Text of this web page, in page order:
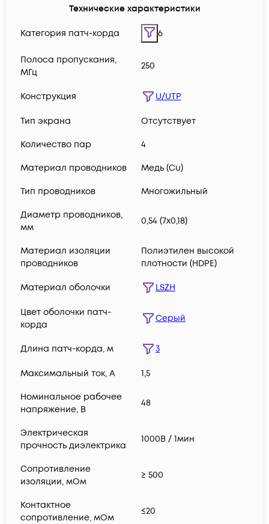
Технические характеристики
Категория патч-корда 6
Полоса пропускания,
МГц
250
Конструкция U/UTP
Тип экрана Отсутствует
Количество пар 4
Материал проводников Медь (Сu)
Тип проводников Многожильный
Диаметр проводников,
мм
0,54 (7х0,18)
Материал изоляции
проводников
Полиэтилен высокой
плотности (HDPE)
Материал оболочки LSZH
Цвет оболочки патч-
корда
Серый
Длина патч-корда, м 3
Максимальный ток, А 1,5
Номинальное рабочее
напряжение, В
48
Электрическая
прочность диэлектрика
1000В / 1мин
Сопротивление
изоляции, мОм
≥ 500
Контактное
сопротивление, мОм
≤20